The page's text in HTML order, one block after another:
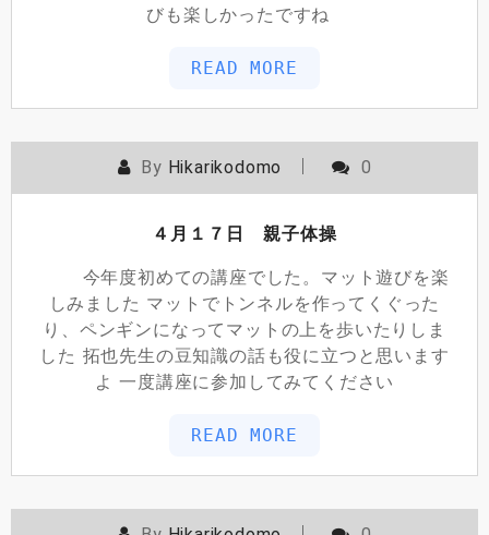
びも楽しかったですね
READ MORE
By Hikarikodomo 0
４月１７日 親子体操
今年度初めての講座でした。マット遊びを楽
しみました マットでトンネルを作ってくぐった
り、ペンギンになってマットの上を歩いたりしま
した 拓也先生の豆知識の話も役に立つと思います
よ 一度講座に参加してみてください
READ MORE